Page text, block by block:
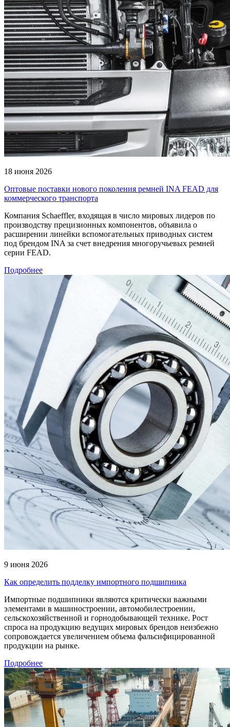
18 июня 2026
Оптовые поставки нового поколения ремней INA FEAD для
коммерческого транспорта
Компания Schaeffler, входящая в число мировых лидеров по
производству прецизионных компонентов, объявила о
расширении линейки вспомогательных приводных систем
под брендом INA за счет внедрения многоручьевых ремней
серии FEAD.
Подробнее
9 июня 2026
Как определить подделку импортного подшипника
Импортные подшипники являются критически важными
элементами в машиностроении, автомобилестроении,
сельскохозяйственной и горнодобывающей технике. Рост
спроса на продукцию ведущих мировых брендов неизбежно
сопровождается увеличением объема фальсифицированной
продукции на рынке.
Подробнее